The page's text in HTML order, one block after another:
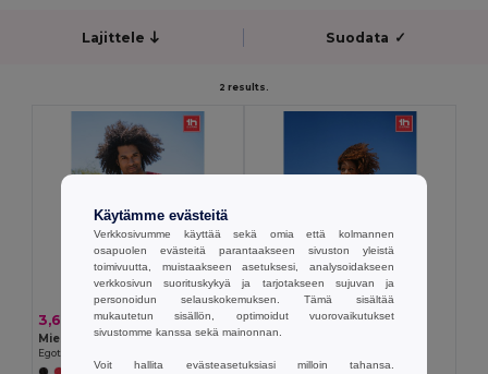
Lajittele Suodata ✓
2 results.
3,69 €
Miesten urheilu-t-paita
Egotier 30127
3,34 €
Naisten urheilupaita
Käytämme evästeitä
Verkkosivumme käyttää sekä omia että kolmannen
osapuolen evästeitä parantaakseen sivuston yleistä
toimivuutta, muistaakseen asetuksesi, analysoidakseen
verkkosivun suorituskykyä ja tarjotakseen sujuvan ja
personoidun selauskokemuksen. Tämä sisältää
mukautetun sisällön, optimoidut vuorovaikutukset
sivustomme kanssa sekä mainonnan.
Voit hallita evästeasetuksiasi milloin tahansa.